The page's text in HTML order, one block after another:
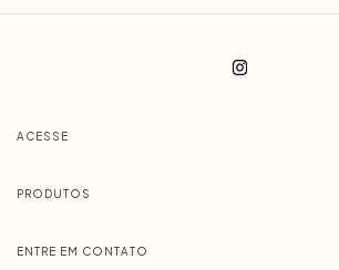
ACESSE
PRODUTOS
ENTRE EM CONTATO